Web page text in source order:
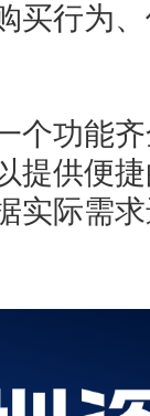
买行为
个功能
提供便
实际需